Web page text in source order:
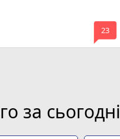
mode_comment
23
за сьогодні